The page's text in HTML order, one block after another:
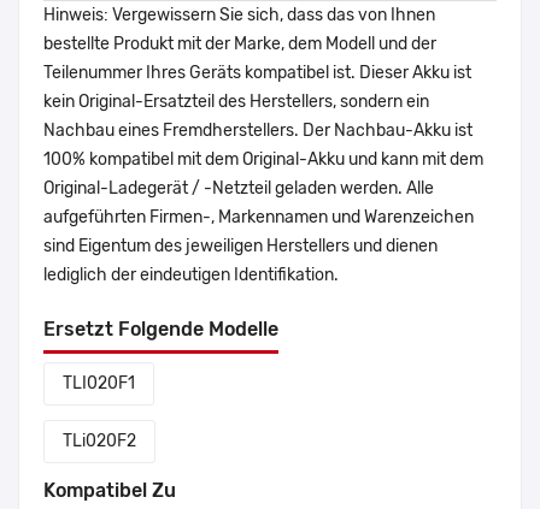
Hinweis: Vergewissern Sie sich, dass das von Ihnen
bestellte Produkt mit der Marke, dem Modell und der
Teilenummer Ihres Geräts kompatibel ist. Dieser Akku ist
kein Original-Ersatzteil des Herstellers, sondern ein
Nachbau eines Fremdherstellers. Der Nachbau-Akku ist
100% kompatibel mit dem Original-Akku und kann mit dem
Original-Ladegerät / -Netzteil geladen werden. Alle
aufgeführten Firmen-, Markennamen und Warenzeichen
sind Eigentum des jeweiligen Herstellers und dienen
lediglich der eindeutigen Identifikation.
Ersetzt Folgende Modelle
TLI020F1
TLi020F2
Kompatibel Zu